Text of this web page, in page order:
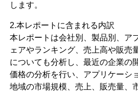
します。
2.本レポートに含まれる内訳
本レポートは会社別、製品別、ア
ェアやランキング、売上高や販売
についても分析し、最近の企業の
価格の分析を行い、アプリケーシ
地域の市場規模、売上、販売量、